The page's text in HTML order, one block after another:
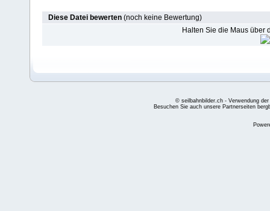
Diese Datei bewerten (noch keine Bewertung)
Halten Sie die Maus über
© seilbahnbilder.ch - Verwendung
Besuchen Sie auch unsere Partnerseiten